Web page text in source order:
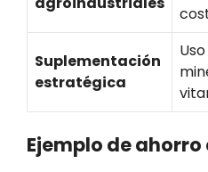
Suplementación
estratégica
Ejemplo de